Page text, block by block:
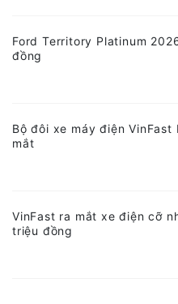
Ford Territory Platinum
đồng
Bộ đôi xe máy điện VinFast
mắt
VinFast ra mắt xe điện cỡ
triệu đồng